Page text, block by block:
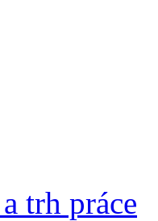
trh práce